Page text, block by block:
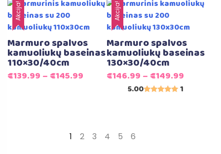
Akcija!
Marmuro spalvos
kamuoliukų baseinas
110×30/40cm
€139.99 – €145.99
Akcija!
Marmuro spalvos
kamuoliukų baseinas
130×30/40cm
€146.99 – €149.99
5.00 1
1 2 3 4 5 6